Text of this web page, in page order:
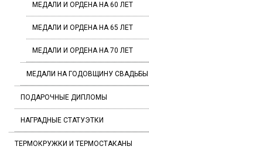
МЕДАЛИ И ОРДЕНА НА 60 ЛЕТ
МЕДАЛИ И ОРДЕНА НА 65 ЛЕТ
МЕДАЛИ И ОРДЕНА НА 70 ЛЕТ
МЕДАЛИ НА ГОДОВЩИНУ СВАДЬБЫ
ПОДАРОЧНЫЕ ДИПЛОМЫ
НАГРАДНЫЕ СТАТУЭТКИ
ТЕРМОКРУЖКИ И ТЕРМОСТАКАНЫ